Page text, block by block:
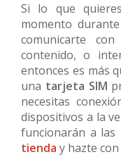
Si lo que
momento
comunicarte
contenido, o
entonces es más
una tarjeta SIM
necesitas
dispositivos a la
funcionarán a las
tienda y hazte